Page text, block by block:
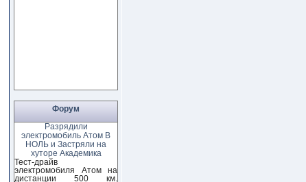
Форум
Разрядили
электромобиль Атом В
НОЛЬ и Застряли на
хуторе Академика
Тест-драйв
электромобиля Атом на
дистанции 500 км.